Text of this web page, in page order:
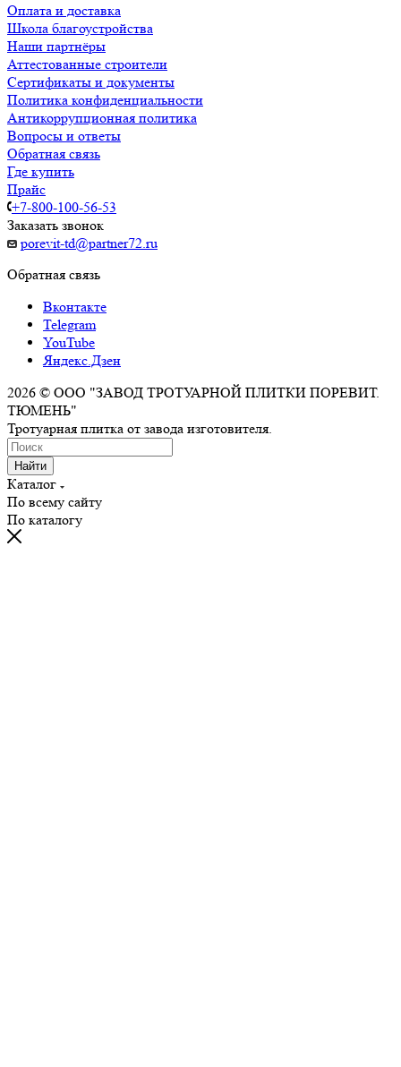
Оплата и доставка
Школа благоустройства
Наши партнёры
Аттестованные строители
Сертификаты и документы
Политика конфиденциальности
Антикоррупционная политика
Вопросы и ответы
Обратная связь
Где купить
Прайс
+7-800-100-56-53
Заказать звонок
porevit-td@partner72.ru
Обратная связь
Вконтакте
Telegram
YouTube
Яндекс.Дзен
2026 © ООО "ЗАВОД ТРОТУАРНОЙ ПЛИТКИ ПОРЕВИТ.
ТЮМЕНЬ"
Тротуарная плитка от завода изготовителя.
Найти
Каталог
По всему сайту
По каталогу